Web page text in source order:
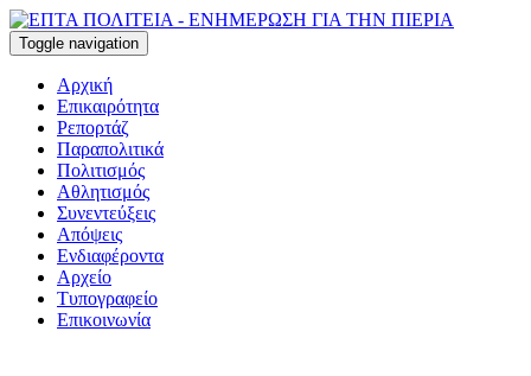
Toggle navigation
Αρχική
Επικαιρότητα
Ρεπορτάζ
Παραπολιτικά
Πολιτισμός
Αθλητισμός
Συνεντεύξεις
Απόψεις
Ενδιαφέροντα
Αρχείο
Τυπογραφείο
Επικοινωνία